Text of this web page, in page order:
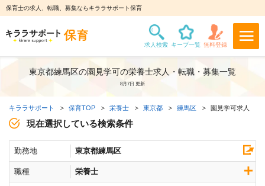
保育士の求人、転職、募集ならキララサポート保育
東京都練馬区の園見学可の栄養士求人・転職・募集一覧
8月7日 更新
キララサポート 保育TOP 栄養士 東京都 練馬区 園見学可求人
現在選択している検索条件
勤務地 東京都練馬区
職種 栄養士